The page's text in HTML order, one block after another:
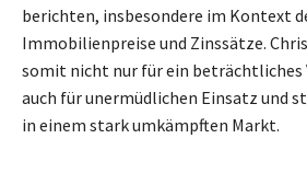
berichten, insbesondere im Kontext
Immobilienpreise und Zinssätze.
somit nicht nur für ein beträchtliches
auch für unermüdlichen Einsatz und
in einem stark umkämpften Markt.